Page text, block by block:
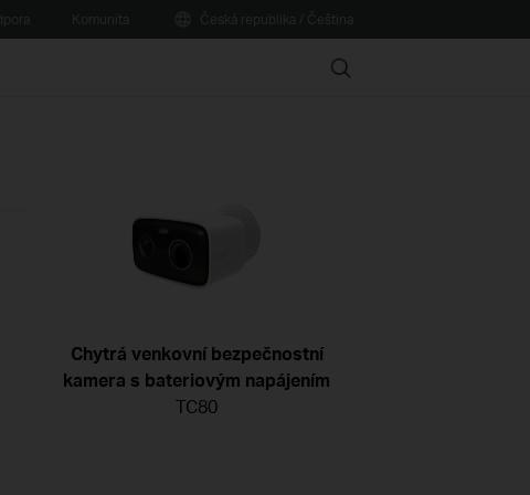
Search
Chytrá venkovní bezpečnostní
kamera s bateriovým napájením
TC80